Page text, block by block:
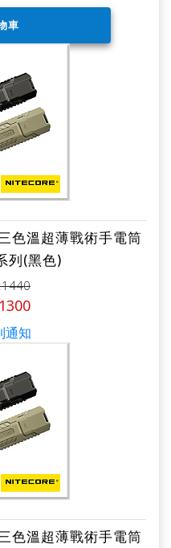
色溫超薄戰術手電筒
列(黑色)
通知
色溫超薄戰術手電筒